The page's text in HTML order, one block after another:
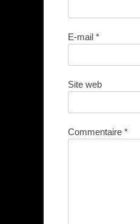
E-mail *
Site web
Commentaire *